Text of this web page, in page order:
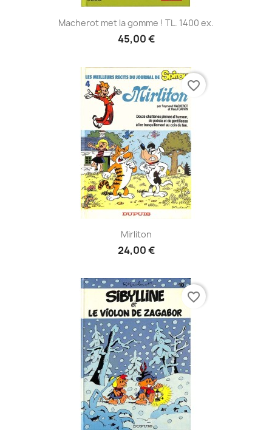
Macherot met la gomme ! TL. 1400 ex.
45,00 €
Mirliton
24,00 €
favorite_border
favorite_border